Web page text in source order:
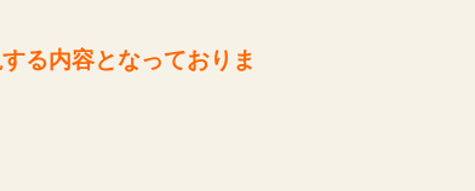
る内容となっておりま